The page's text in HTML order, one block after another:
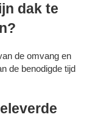
dak te
de omvang en
de benodigde tijd